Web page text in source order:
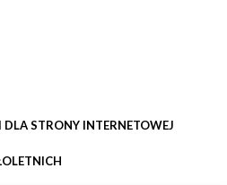
STRONY INTERNETOWEJ